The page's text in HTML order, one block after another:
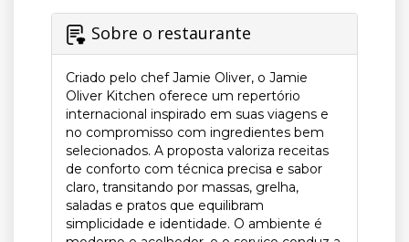
Sobre o restaurante
Criado pelo chef Jamie Oliver, o Jamie
Oliver Kitchen oferece um repertório
internacional inspirado em suas viagens e
no compromisso com ingredientes bem
selecionados. A proposta valoriza receitas
de conforto com técnica precisa e sabor
claro, transitando por massas, grelha,
saladas e pratos que equilibram
simplicidade e identidade. O ambiente é